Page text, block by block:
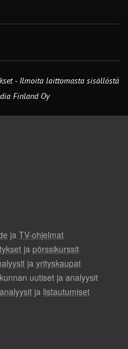
- Ilmoita laittomasta sisällöstä
Finland Oy